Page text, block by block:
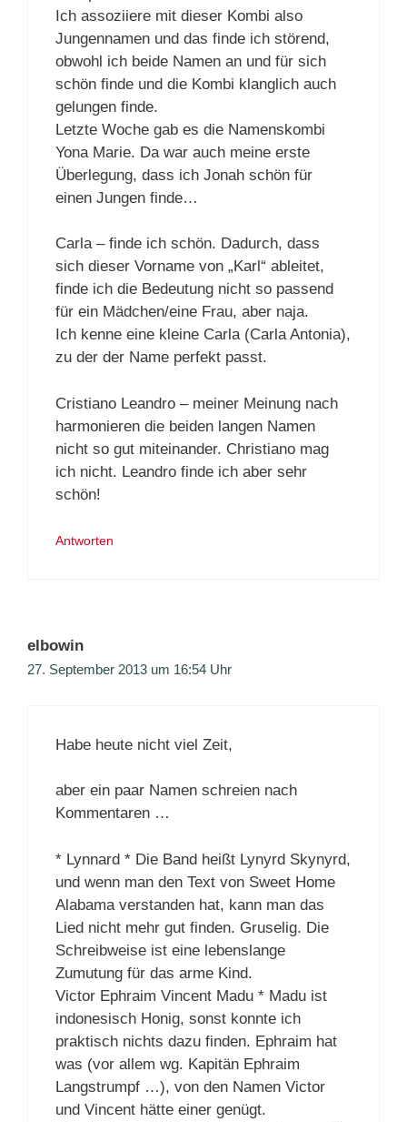
Ich assoziiere mit dieser Kombi also
Jungennamen und das finde ich störend,
obwohl ich beide Namen an und für sich
schön finde und die Kombi klanglich auch
gelungen finde.
Letzte Woche gab es die Namenskombi
Yona Marie. Da war auch meine erste
Überlegung, dass ich Jonah schön für
einen Jungen finde…
Carla – finde ich schön. Dadurch, dass
sich dieser Vorname von „Karl“ ableitet,
finde ich die Bedeutung nicht so passend
für ein Mädchen/eine Frau, aber naja.
Ich kenne eine kleine Carla (Carla Antonia),
zu der der Name perfekt passt.
Cristiano Leandro – meiner Meinung nach
harmonieren die beiden langen Namen
nicht so gut miteinander. Christiano mag
ich nicht. Leandro finde ich aber sehr
schön!
Antworten
elbowin
27. September 2013 um 16:54 Uhr
Habe heute nicht viel Zeit,
aber ein paar Namen schreien nach
Kommentaren …
* Lynnard * Die Band heißt Lynyrd Skynyrd,
und wenn man den Text von Sweet Home
Alabama verstanden hat, kann man das
Lied nicht mehr gut finden. Gruselig. Die
Schreibweise ist eine lebenslange
Zumutung für das arme Kind.
Victor Ephraim Vincent Madu * Madu ist
indonesisch Honig, sonst konnte ich
praktisch nichts dazu finden. Ephraim hat
was (vor allem wg. Kapitän Ephraim
Langstrumpf …), von den Namen Victor
und Vincent hätte einer genügt.